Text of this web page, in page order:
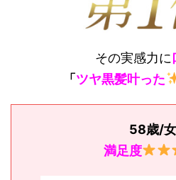
その実感力に
「ツヤ黒髪叶った
58歳/
満足度